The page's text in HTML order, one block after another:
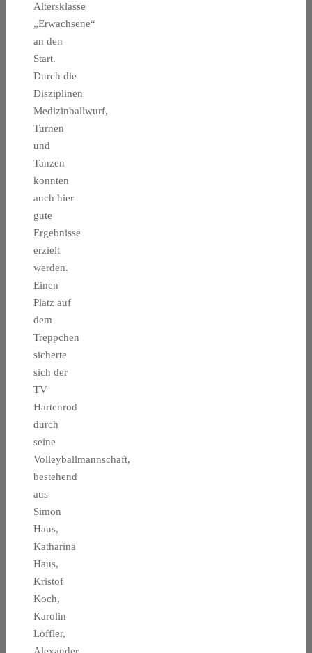
Altersklasse
„Erwachsene“
an den
Start.
Durch die
Disziplinen
Medizinballwurf,
Turnen
und
Tanzen
konnten
auch hier
gute
Ergebnisse
erzielt
werden.
Einen
Platz auf
dem
Treppchen
sicherte
sich der
TV
Hartenrod
durch
seine
Volleyballmannschaft,
bestehend
aus
Simon
Haus,
Katharina
Haus,
Kristof
Koch,
Karolin
Löffler,